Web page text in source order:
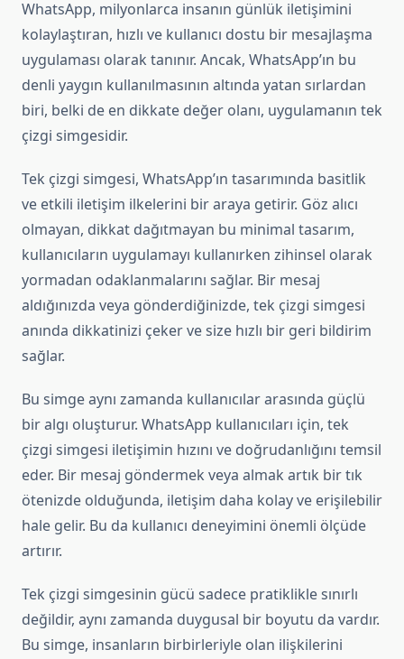
WhatsApp, milyonlarca insanın günlük iletişimini
kolaylaştıran, hızlı ve kullanıcı dostu bir mesajlaşma
uygulaması olarak tanınır. Ancak, WhatsApp’ın bu
denli yaygın kullanılmasının altında yatan sırlardan
biri, belki de en dikkate değer olanı, uygulamanın tek
çizgi simgesidir.
Tek çizgi simgesi, WhatsApp’ın tasarımında basitlik
ve etkili iletişim ilkelerini bir araya getirir. Göz alıcı
olmayan, dikkat dağıtmayan bu minimal tasarım,
kullanıcıların uygulamayı kullanırken zihinsel olarak
yormadan odaklanmalarını sağlar. Bir mesaj
aldığınızda veya gönderdiğinizde, tek çizgi simgesi
anında dikkatinizi çeker ve size hızlı bir geri bildirim
sağlar.
Bu simge aynı zamanda kullanıcılar arasında güçlü
bir algı oluşturur. WhatsApp kullanıcıları için, tek
çizgi simgesi iletişimin hızını ve doğrudanlığını temsil
eder. Bir mesaj göndermek veya almak artık bir tık
ötenizde olduğunda, iletişim daha kolay ve erişilebilir
hale gelir. Bu da kullanıcı deneyimini önemli ölçüde
artırır.
Tek çizgi simgesinin gücü sadece pratiklikle sınırlı
değildir, aynı zamanda duygusal bir boyutu da vardır.
Bu simge, insanların birbirleriyle olan ilişkilerini